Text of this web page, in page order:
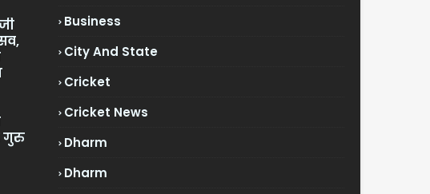
गुरु
Business
City And State
Cricket
Cricket News
Dharm
Dharm